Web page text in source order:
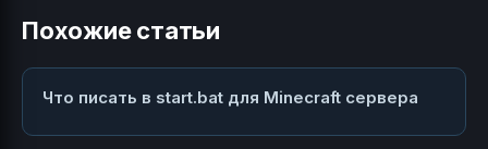
Похожие статьи
Что писать в start.bat для Minecraft сервера